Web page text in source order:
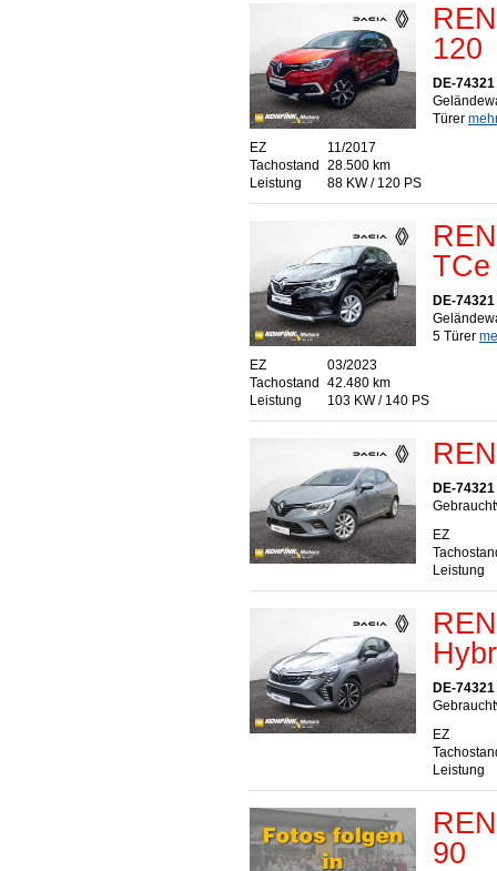
120
DE-
Türer
EZ
11/2017
Tachostand
28.500 km
Leistung
88 KW / 120 PS
DE-
5 Türer
EZ
03/2023
Tachostand
42.480 km
Leistung
103 KW / 140 PS
DE-
EZ
Leistung
DE-
EZ
Leistung
90